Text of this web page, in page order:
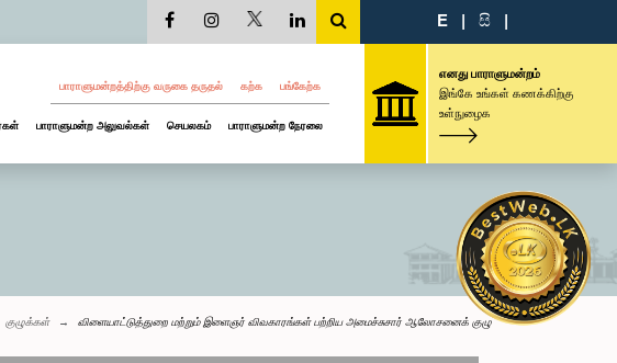
E | සි |
பாராளுமன்றத்திற்கு வருகை தருதல் கற்க பங்கேற்க
பாராளுமன்ற அலுவல்கள் செயலகம் பாராளுமன்ற நேரலை
எனது பாராளுமன்றம்
இங்கே உங்கள் கணக்கிற்கு
உள்நுழைக
குழுக்கள் விளையாட்டுத்துறை மற்றும் இளைஞர் விவகாரங்கள் பற்றிய அமைச்சுசார் ஆலோசனைக் குழு